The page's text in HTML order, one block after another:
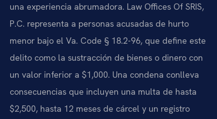
una experiencia abrumadora. Law Offices Of SRIS,
P.C. representa a personas acusadas de hurto
menor bajo el Va. Code § 18.2-96, que define este
delito como la sustracción de bienes o dinero con
un valor inferior a $1,000. Una condena conlleva
consecuencias que incluyen una multa de hasta
$2,500, hasta 12 meses de cárcel y un registro